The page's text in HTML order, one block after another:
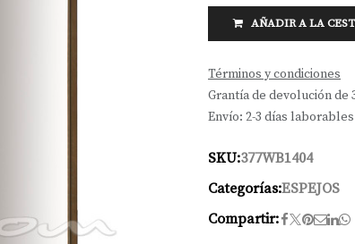
AÑADIR A LA
Términos y condiciones
Grantía de devolución de
Envío: 2-3 días laborables
SKU:377WB1404
Categorías:ESPEJOS
Compartir: